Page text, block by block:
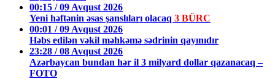
00:15 / 09 Avqust 2026
Yeni həftənin əsas şanslıları olacaq 3 BÜRC
00:01 / 09 Avqust 2026
Həbs edilən vəkil məhkəmə sədrinin qayınıdır
23:28 / 08 Avqust 2026
Azərbaycan bundan hər il 3 milyard dollar qazanacaq –
FOTO